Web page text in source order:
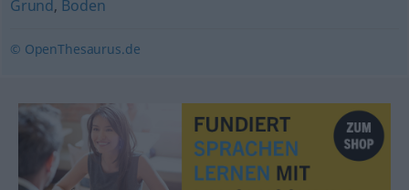
Grund, Boden
© OpenThesaurus.de